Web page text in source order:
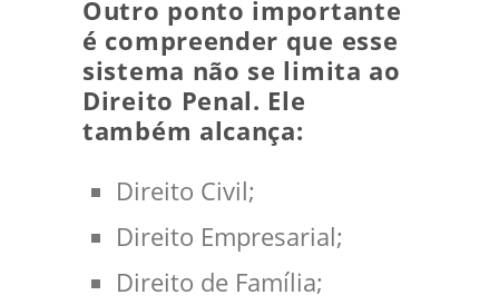
Outro ponto importante
é compreender que esse
sistema não se limita ao
Direito Penal. Ele
também alcança:
Direito Civil;
Direito Empresarial;
Direito de Família;